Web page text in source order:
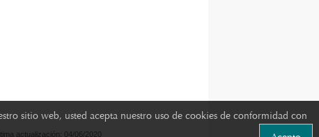
sitio web, usted acepta nuestro uso de cookies de conformidad con
actualización: 04/06/2020